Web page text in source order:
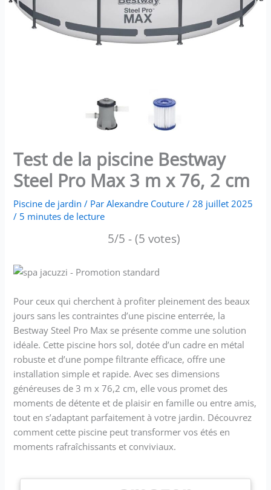
Test de la piscine Bestway
Steel Pro Max 3 m x 76, 2 cm
Piscine de jardin / ParAlexandre Couture/ 28 juillet 2025
/ 5 minutes de lecture
5/5 - (5 votes)
Pour ceux qui cherchent à profiter pleinement des beaux
jours sans les contraintes d’une piscine enterrée, la
Bestway Steel Pro Max se présente comme une solution
idéale. Cette piscine hors sol, dotée d’un cadre en métal
robuste et d’une pompe filtrante efficace, offre une
installation simple et rapide. Avec ses dimensions
généreuses de 3 m x 76,2 cm, elle vous promet des
moments de détente et de plaisir en famille ou entre amis,
tout en s’adaptant parfaitement à votre jardin. Découvrez
comment cette piscine peut transformer vos étés en
moments rafraîchissants et conviviaux.